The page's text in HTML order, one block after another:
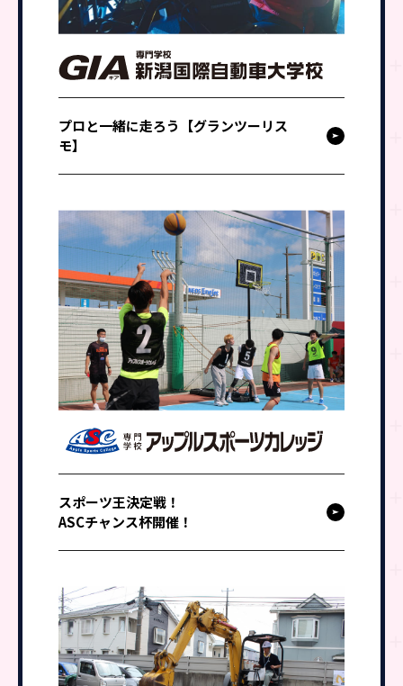
プロと一緒に走ろう【グランツーリス
モ】
スポーツ王決定戦！
ASCチャンス杯開催！